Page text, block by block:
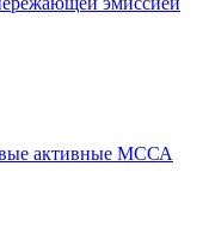
активные МССА